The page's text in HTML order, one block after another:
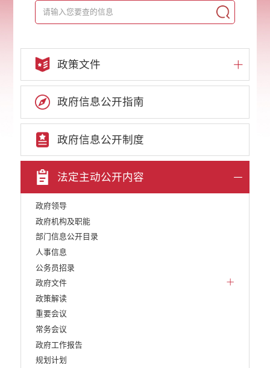
政策文件
政府信息公开指南
政府信息公开制度
法定主动公开内容
政府领导
政府机构及职能
部门信息公开目录
人事信息
公务员招录
政府文件
政策解读
重要会议
常务会议
政府工作报告
规划计划